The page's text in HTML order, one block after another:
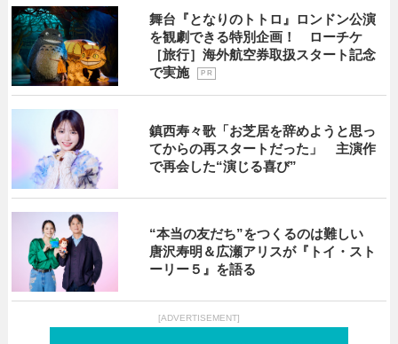
舞台『となりのトトロ』ロンドン公演
を観劇できる特別企画！ ローチケ
［旅行］海外航空券取扱スタート記念
で実施
P R
鎮西寿々歌「お芝居を辞めようと思っ
てからの再スタートだった」 主演作
で再会した“演じる喜び”
“本当の友だち”をつくるのは難しい
唐沢寿明＆広瀬アリスが『トイ・スト
ーリー５』を語る
[ADVERTISEMENT]